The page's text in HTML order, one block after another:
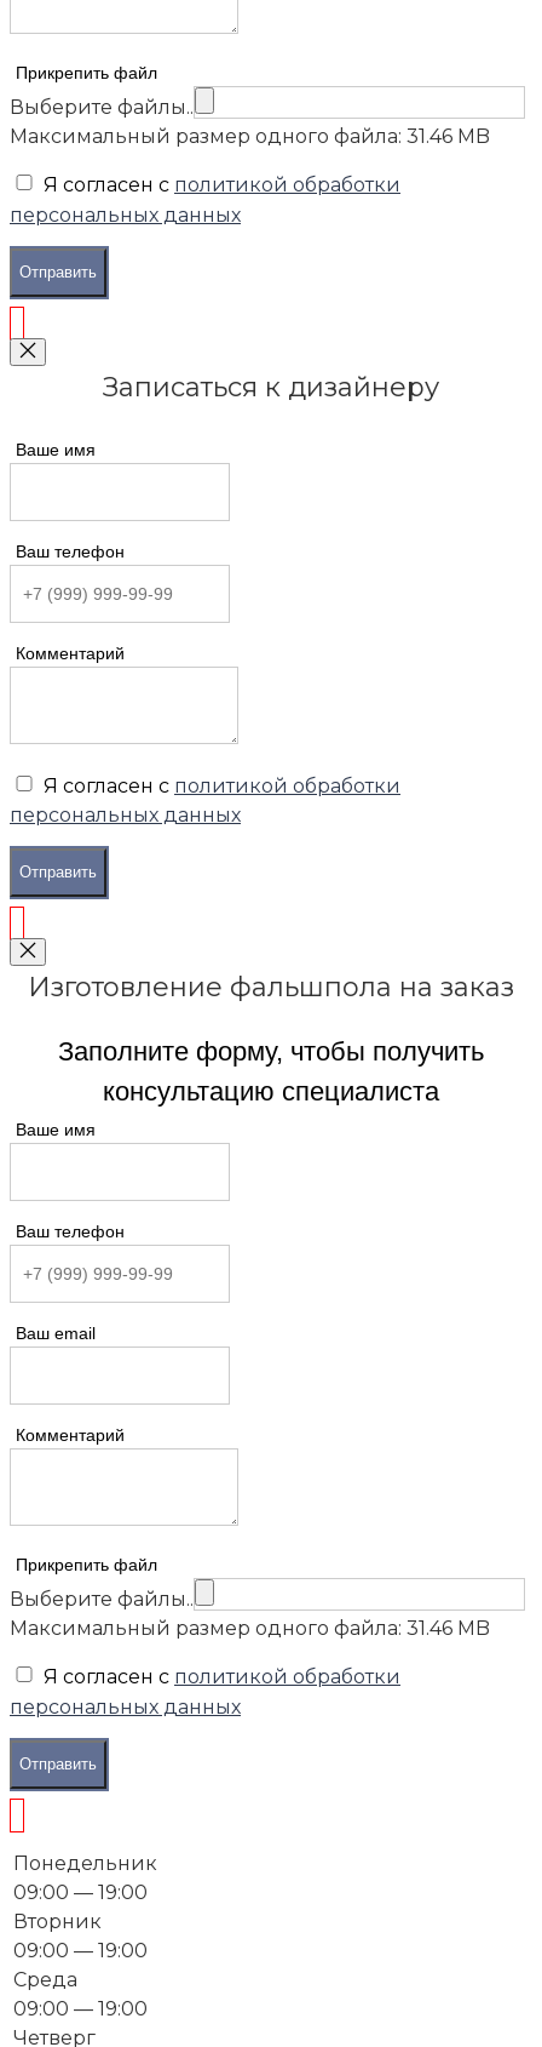
Прикрепить файл
Выберите файлы..
Максимальный размер одного файла: 31.46 MB
Я согласен с политикой обработки
персональных данных
Отправить
Записаться к дизайнеру
Ваше имя
Ваш телефон
Комментарий
Я согласен с политикой обработки
персональных данных
Отправить
Изготовление фальшпола на заказ
Заполните форму, чтобы получить
консультацию специалиста
Ваше имя
Ваш телефон
Ваш email
Комментарий
Прикрепить файл
Выберите файлы..
Максимальный размер одного файла: 31.46 MB
Я согласен с политикой обработки
персональных данных
Отправить
Понедельник
09:00 — 19:00
Вторник
09:00 — 19:00
Среда
09:00 — 19:00
Четверг